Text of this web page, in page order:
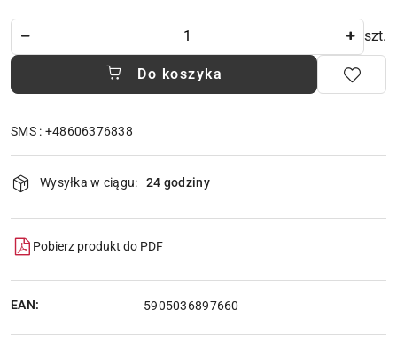
szt.
Do koszyka
SMS : +48606376838
i
dostawa
Wysyłka w ciągu: 24 godziny
Pobierz produkt do PDF
EAN: 5905036897660